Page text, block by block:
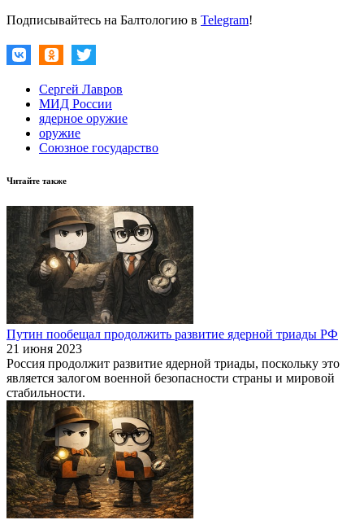
Подписывайтесь на Балтологию в Telegram!
Сергей Лавров
МИД России
ядерное оружие
оружие
Союзное государство
Читайте также
Путин пообещал продолжить развитие ядерной триады РФ
21 июня 2023
Россия продолжит развитие ядерной триады, поскольку это
является залогом военной безопасности страны и мировой
стабильности.